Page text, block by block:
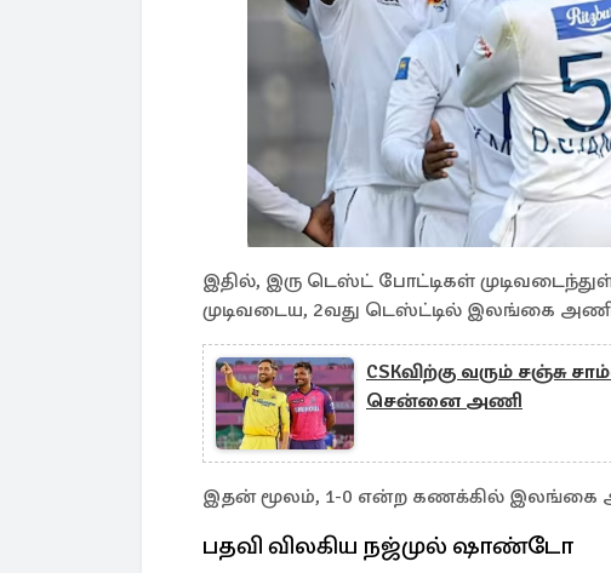
இதில், இரு டெஸ்ட் போட்டிகள்
முடிவடைய, 2வது டெஸ்ட்டில் இலங்கை
CSKவிற்கு வரும் சஞ்சு
சென்னை அணி
இதன் மூலம், 1-0 என்ற கணக்கில்
பதவி விலகிய நஜ்முல் ஷாண்டோ